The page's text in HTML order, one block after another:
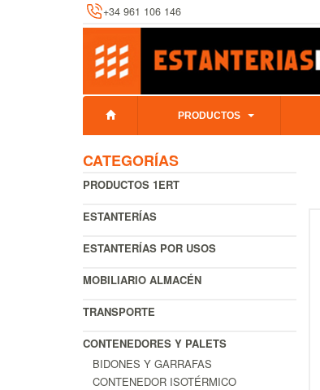
+34 961 106 146
PRODUCTOS
CATEGORÍAS
PRODUCTOS 1ERT
ESTANTERÍAS
ESTANTERÍAS POR USOS
MOBILIARIO ALMACÉN
TRANSPORTE
CONTENEDORES Y PALETS
BIDONES Y GARRAFAS
CONTENEDOR ISOTÉRMICO